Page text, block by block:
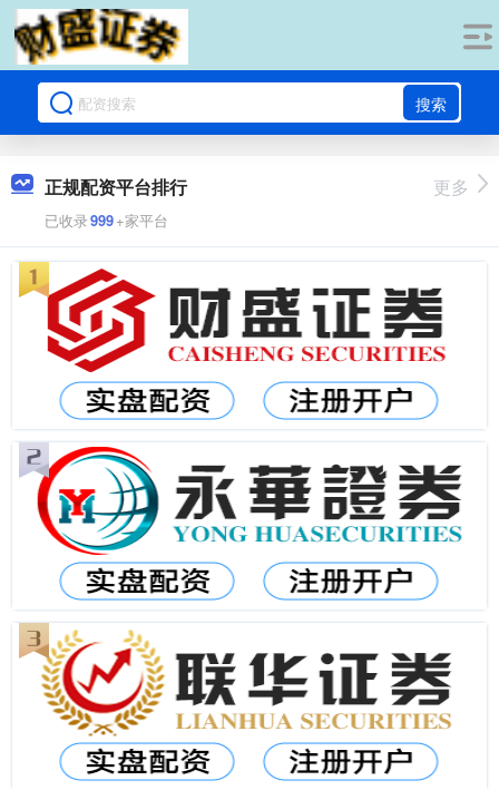
搜索
正规配资平台排行
已收录999+家平台
更多